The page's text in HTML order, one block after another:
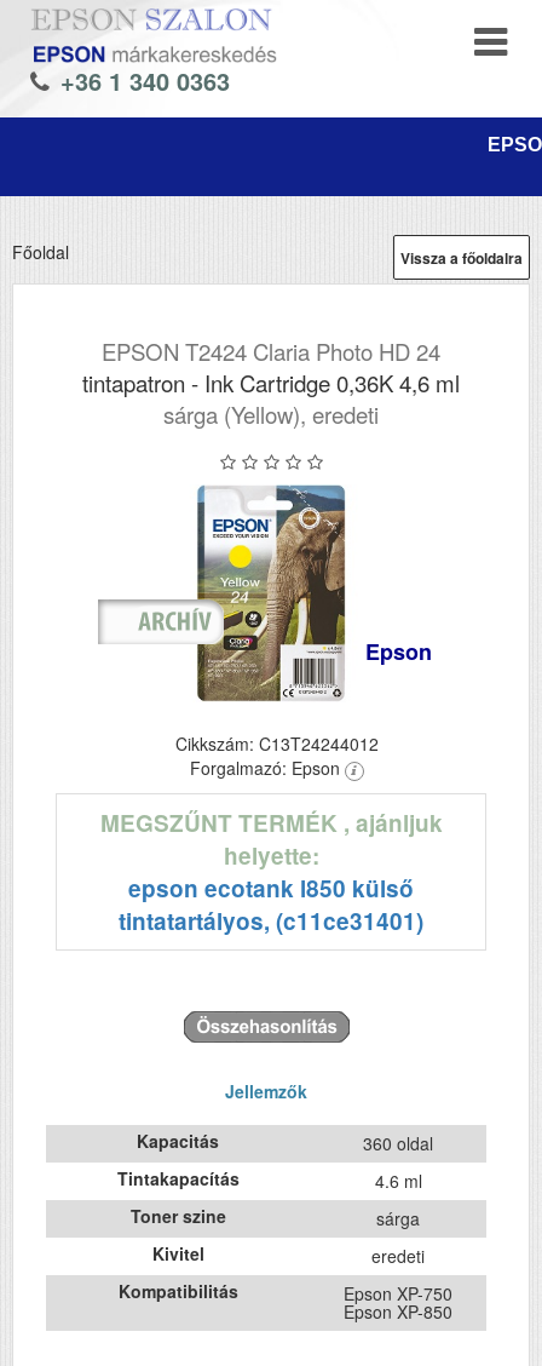
+36 1 340 0363
Vissza a főoldalra
Főoldal
EPSON T2424 Claria Photo HD 24
tintapatron - Ink Cartridge 0,36K 4,6 ml
sárga (Yellow), eredeti
Epson
Cikkszám: C13T24244012
Forgalmazó: Epson
MEGSZŰNT TERMÉK , ajánljuk
helyette:
epson ecotank l850 külső
tintatartályos, (c11ce31401)
Jellemzők
Kapacitás
360 oldal
Tintakapacítás
4.6 ml
Toner szine
sárga
Kivitel
eredeti
Kompatibilitás
Epson XP-750
Epson XP-850